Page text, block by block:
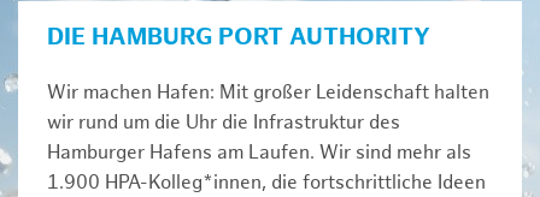
DIE HAMBURG PORT AUTHORITY
Wir machen Hafen: Mit großer Leidenschaft halten
wir rund um die Uhr die Infrastruktur des
Hamburger Hafens am Laufen. Wir sind mehr als
1.900 HPA-Kolleg*innen, die fortschrittliche Ideen